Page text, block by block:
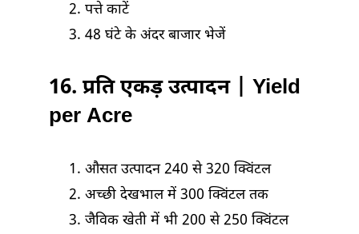
पत्ते काटें
48 घंटे के अंदर बाजार भेजें
16. प्रति एकड़ उत्पादन | Yield
per Acre
औसत उत्पादन 240 से 320 क्विंटल
अच्छी देखभाल में 300 क्विंटल तक
जैविक खेती में भी 200 से 250 क्विंटल